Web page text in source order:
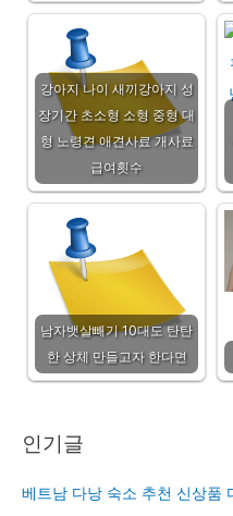
강아지 나이 새끼강아지 성
장기간 초소형 소형 중형 대
형 노령견 애견사료 개사료
급여횟수
남자뱃살빼기 10대도 탄탄
한 상체 만들고자 한다면
인기글
베트남 다낭 숙소 추천 신상품